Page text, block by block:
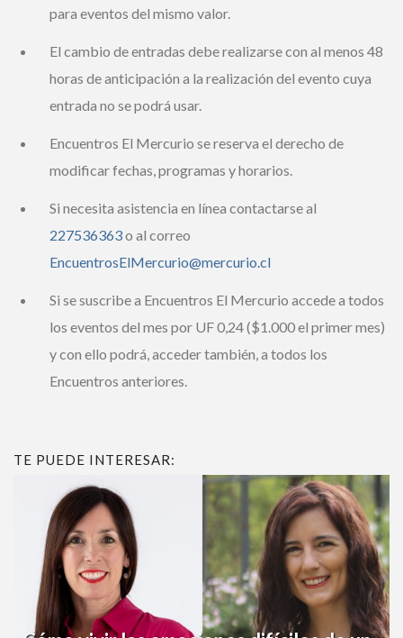
para eventos del mismo valor.
El cambio de entradas debe realizarse con al menos
48 horas de anticipación a la realización del evento
cuya entrada no se podrá usar.
Encuentros El Mercurio se reserva el derecho de
modificar fechas, programas y horarios.
Si necesita asistencia en línea contactarse al
227536363o al correo
EncuentrosElMercurio@mercurio.cl
Si se suscribe a Encuentros El Mercurio accede a
todos los eventos del mes por UF 0,24 ($1.000 el
primer mes) y con ello podrá, acceder también, a
todos los Encuentros anteriores.
TE PUEDE INTERESAR: